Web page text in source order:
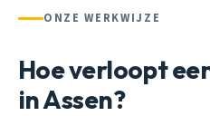
ONZE WERKWIJZE
Hoe verloopt
in Assen?